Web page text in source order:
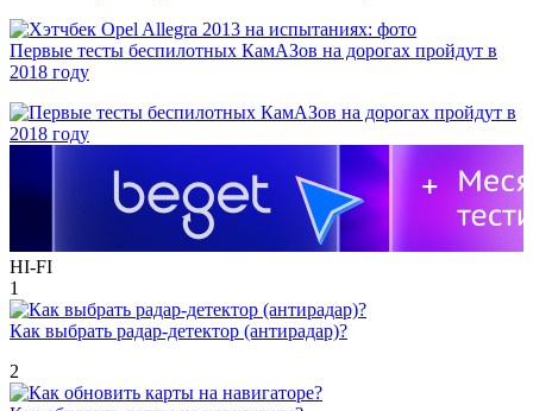
Первые тесты беспилотных КамАЗов на дорогах пройдут в
2018 году
HI-FI
1
Как выбрать радар-детектор (антирадар)?
2